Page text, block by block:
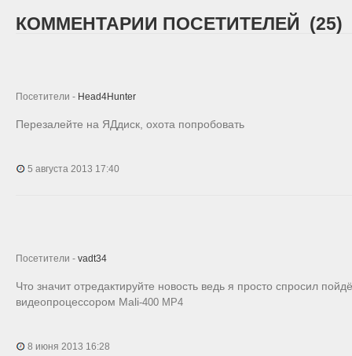
КОММЕНТАРИИ ПОСЕТИТЕЛЕЙ (25)
Посетители - Head4Hunter
Перезалейте на ЯДдиск, охота попробовать
5 августа 2013 17:40
Посетители - vadt34
Что значит отредактируйте новость ведь я просто спросил
видеопроцессором Mali-400 MP4
8 июня 2013 16:28